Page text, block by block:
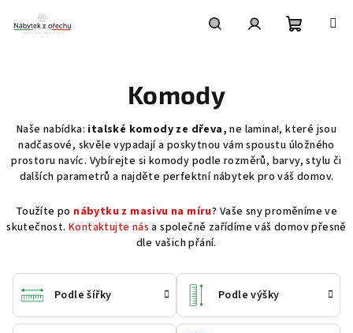
obsah
Komody
Naše nabídka: italské komody ze dřeva,ne lamina!, které jsou
nadčasové, skvěle vypadají a poskytnou vám spoustu úložného
prostoru navíc. Vybírejte si komody podle rozměrů, barvy, stylu či
dalších parametrů a najděte perfektní nábytek pro váš domov.
Toužíte po nábytku z masivu na míru? Vaše sny proměníme ve
skutečnost. Kontaktujte nás a společně zařídíme váš domov přesně
dle vašich přání.
Podle šířky Podle výšky